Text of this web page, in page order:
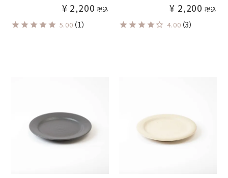
¥ 2,200 税込
5.00 （1）
¥ 2,200 税込
4.00 （3）